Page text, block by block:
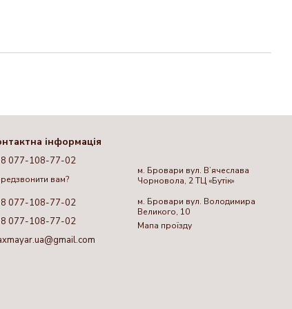
інформація
077-108-77-02
вам?
077-108-77-02
077-108-77-02
м. Бровари вул. Вʼячеслава
Чорновола, 2 ТЦ «Бутік»
м. Бровари вул. Володимира
Великого, 10
Мапа проїзду